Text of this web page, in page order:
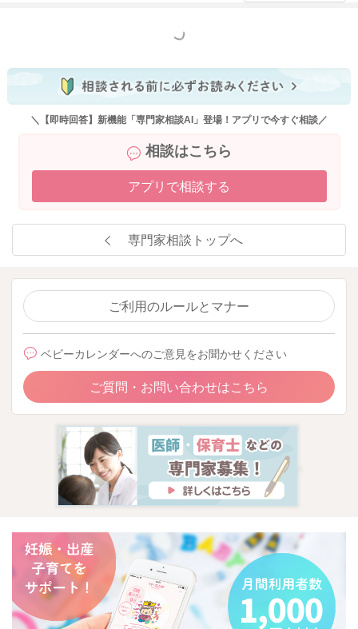
もっと見る
＼【即時回答】新機能「専門家相談AI」登場！アプリで今すぐ相談／
相談はこちら
アプリで相談する
専門家相談トップへ
ご利用のルールとマナー
ベビーカレンダーへのご意見をお聞かせください
ご質問・お問い合わせはこちら